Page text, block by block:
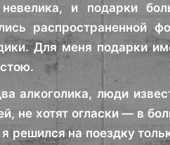
и подарки
распространенной
Для меня подарки
алкоголика, люди
не хотят огласки — в
решился на поездку